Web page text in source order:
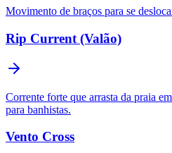
Movimento de braços para se
Rip Current (Valão)
Corrente forte que arrasta da praia
para banhistas.
Vento Cross